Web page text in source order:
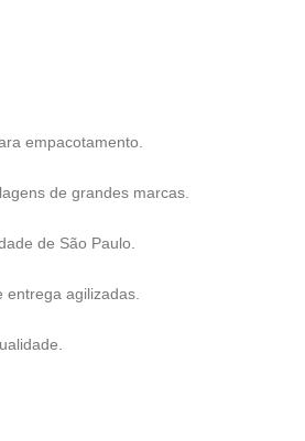
empacotamento.
de grandes marcas.
de São Paulo.
agilizadas.